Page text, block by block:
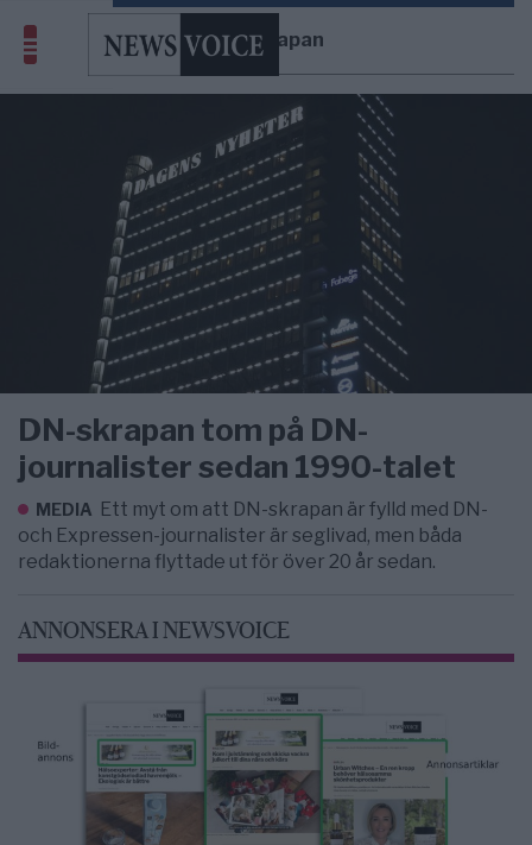
DN-skrapan
DN-skrapan tom på DN-
journalister sedan 1990-talet
MEDIA Ett myt om att DN-skrapan är fylld med DN-
och Expressen-journalister är seglivad, men båda
redaktionerna flyttade ut för över 20 år sedan.
ANNONSERA I NEWSVOICE